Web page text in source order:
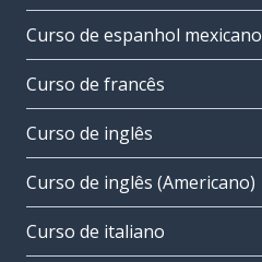
Curso de espanhol mexicano
Curso de francês
Curso de inglês
Curso de inglês (Americano)
Curso de italiano